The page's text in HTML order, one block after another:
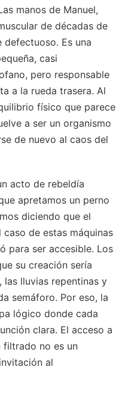
manos de Manuel,
de décadas de
Es una
casi
pero responsable
a la rueda trasera. Al
físico que parece
a ser un organismo
de nuevo al caos del
acto de rebeldía
apretamos un perno
diciendo que el
de estas máquinas
para ser accesible. Los
su creación sería
lluvias repentinas y
semáforo. Por eso, la
lógico donde cada
clara. El acceso a
filtrado no es un
al